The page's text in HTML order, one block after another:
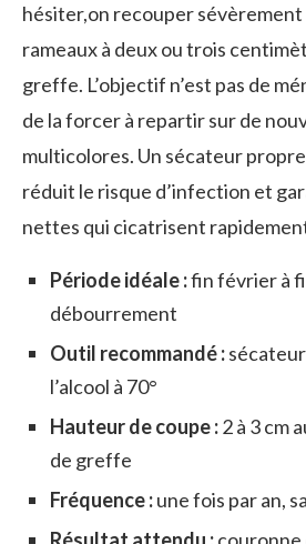
hésiter,on recouper sévèrement
rameaux à deux ou trois
greffe. L’objectif n’est pas de
de la forcer à repartir sur de
multicolores. Un sécateur
réduit le risque d’infection et
nettes qui cicatrisent
Période idéale :fin février à
débourrement
Outil recommandé :
l’alcool à 70°
Hauteur de coupe :2 à 3 cm
de greffe
Fréquence :une fois par an,